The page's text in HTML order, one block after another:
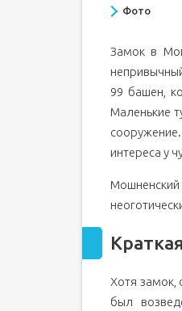
Фото
Замок в
99 башен,
Маленькие
интереса у
Мошненский
Хотя замок,
был